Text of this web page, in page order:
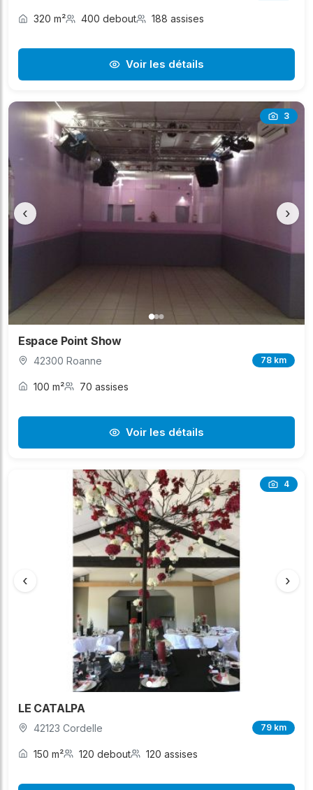
320 m² 400 debout 188 assises
Voir les détails
3
‹ ›
Espace Point Show
42300 Roanne 78 km
100 m² 70 assises
Voir les détails
4
‹ ›
LE CATALPA
42123 Cordelle 79 km
150 m² 120 debout 120 assises